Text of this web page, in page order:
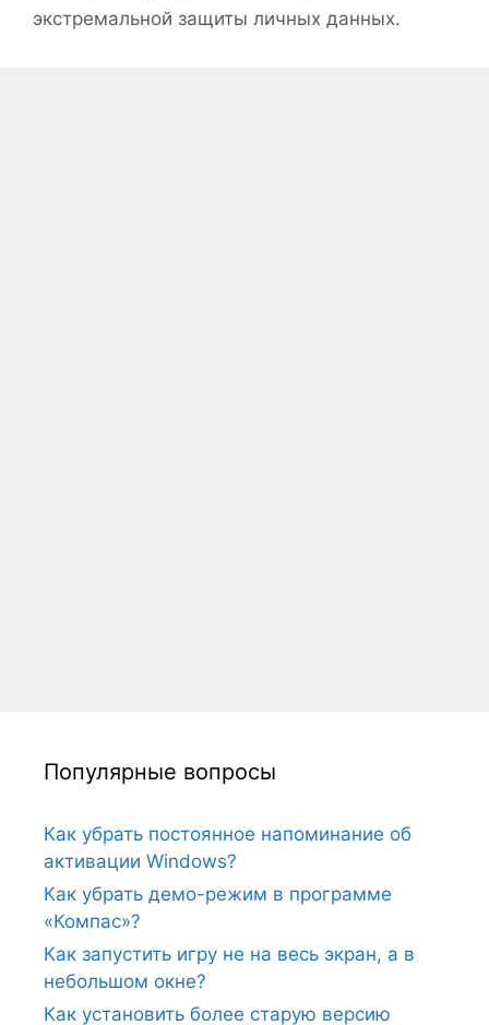
экстремальной защиты личных данных.
Популярные вопросы
Как убрать постоянное напоминание об
активации Windows?
Как убрать демо-режим в программе
«Компас»?
Как запустить игру не на весь экран, а в
небольшом окне?
Как установить более старую версию